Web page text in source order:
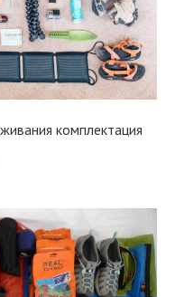
комплектация